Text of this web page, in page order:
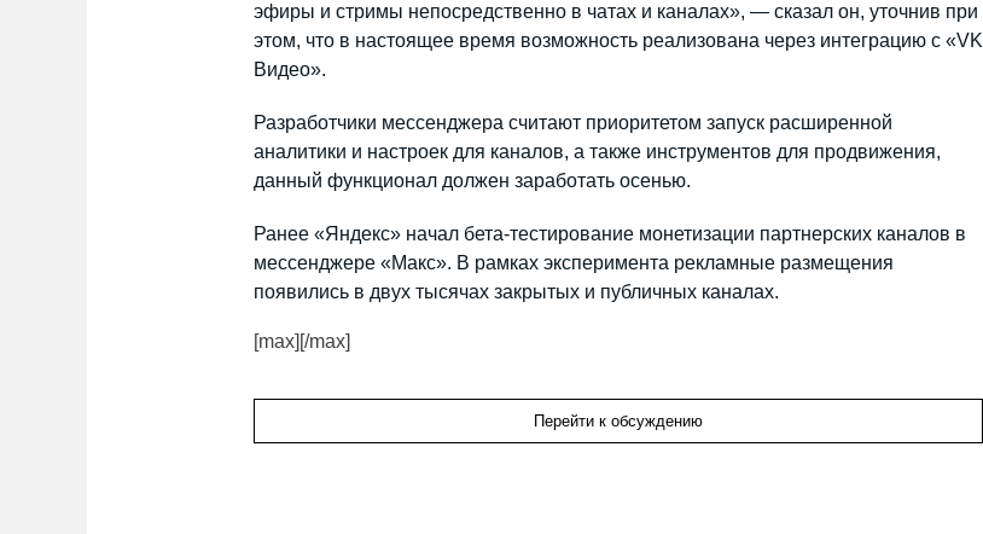
эфиры и стримы непосредственно в чатах и каналах», — сказал он, уточнив при
этом, что в настоящее время возможность реализована через интеграцию с «VK
Видео».
Разработчики мессенджера считают приоритетом запуск расширенной
аналитики и настроек для каналов, а также инструментов для продвижения,
данный функционал должен заработать осенью.
Ранее «Яндекс» начал бета-тестирование монетизации партнерских каналов в
мессенджере «Макс». В рамках эксперимента рекламные размещения
появились в двух тысячах закрытых и публичных каналах.
[max][/max]
Перейти к обсуждению